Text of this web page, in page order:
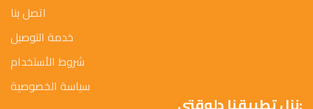
اتصل بنا
خدمة التوصيل
شروط الأستخدام
سياسة الخصوصية